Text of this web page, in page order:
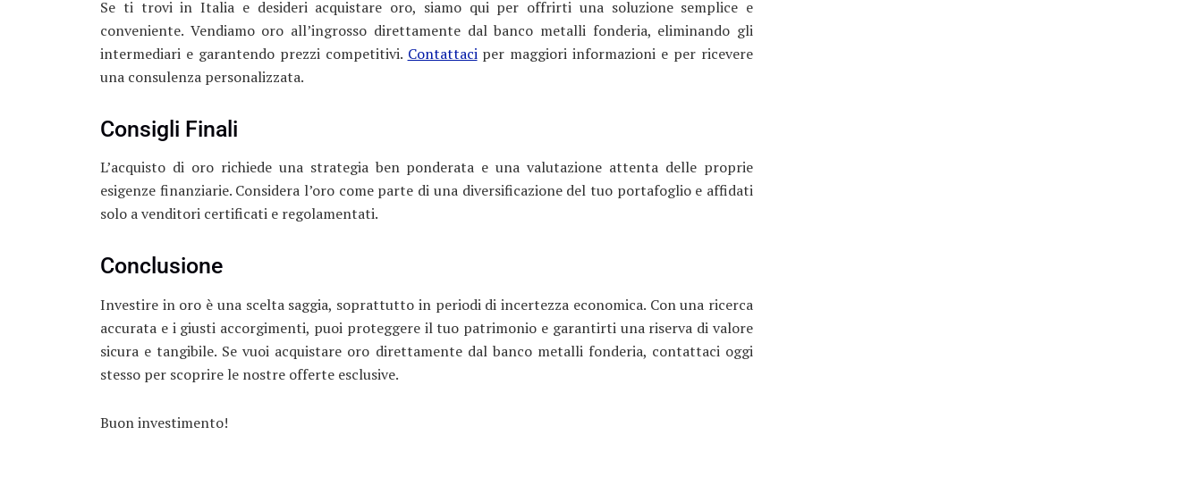
Se ti trovi in Italia e desideri acquistare oro, siamo qui per offrirti una soluzione semplice e
conveniente. Vendiamo oro all’ingrosso direttamente dal banco metalli fonderia, eliminando gli
intermediari e garantendo prezzi competitivi. Contattaciper maggiori informazioni e per ricevere
una consulenza personalizzata.
Consigli Finali
L’acquisto di oro richiede una strategia ben ponderata e una valutazione attenta delle proprie
esigenze finanziarie. Considera l’oro come parte di una diversificazione del tuo portafoglio e affidati
solo a venditori certificati e regolamentati.
Conclusione
Investire in oro è una scelta saggia, soprattutto in periodi di incertezza economica. Con una ricerca
accurata e i giusti accorgimenti, puoi proteggere il tuo patrimonio e garantirti una riserva di valore
sicura e tangibile. Se vuoi acquistare oro direttamente dal banco metalli fonderia, contattaci oggi
stesso per scoprire le nostre offerte esclusive.
Buon investimento!